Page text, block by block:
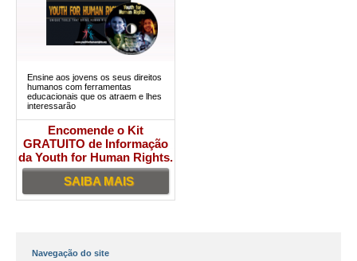
Ensine aos jovens os seus direitos
humanos com ferramentas
educacionais que os atraem e lhes
interessarão
Encomende o Kit
GRATUITO de Informação
da Youth for Human Rights.
SAIBA MAIS
Navegação do site